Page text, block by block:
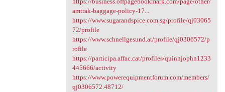
amtrak-baggage-policy-17...
https://www.sugarandspice.com.sg/profile/qj03065
72/profile
https://www.schnellgesund.at/profile/qj0306572/p
rofile
https://participa.affac.cat/profiles/quinnjophn1233
445666/activity
https://www.powerequipmentforum.com/members/
qj0306572.48712/